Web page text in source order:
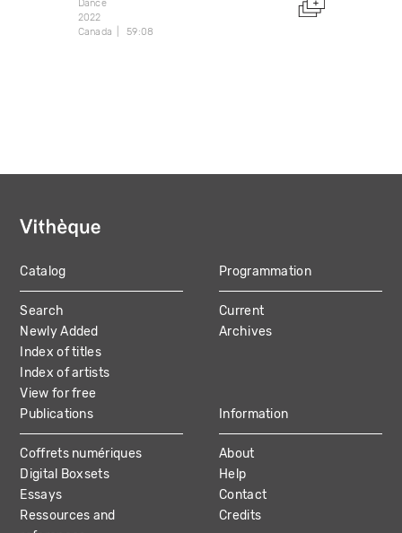
Dance
2022
Canada
59:08
MAIN
NAVIGATION
Catalog
Search
Newly Added
Index of titles
Index of artists
View for free
Programmation
Current
Archives
Publications
Coffrets numériques
Digital Boxsets
Essays
Ressources and
Information
About
Help
Contact
Credits